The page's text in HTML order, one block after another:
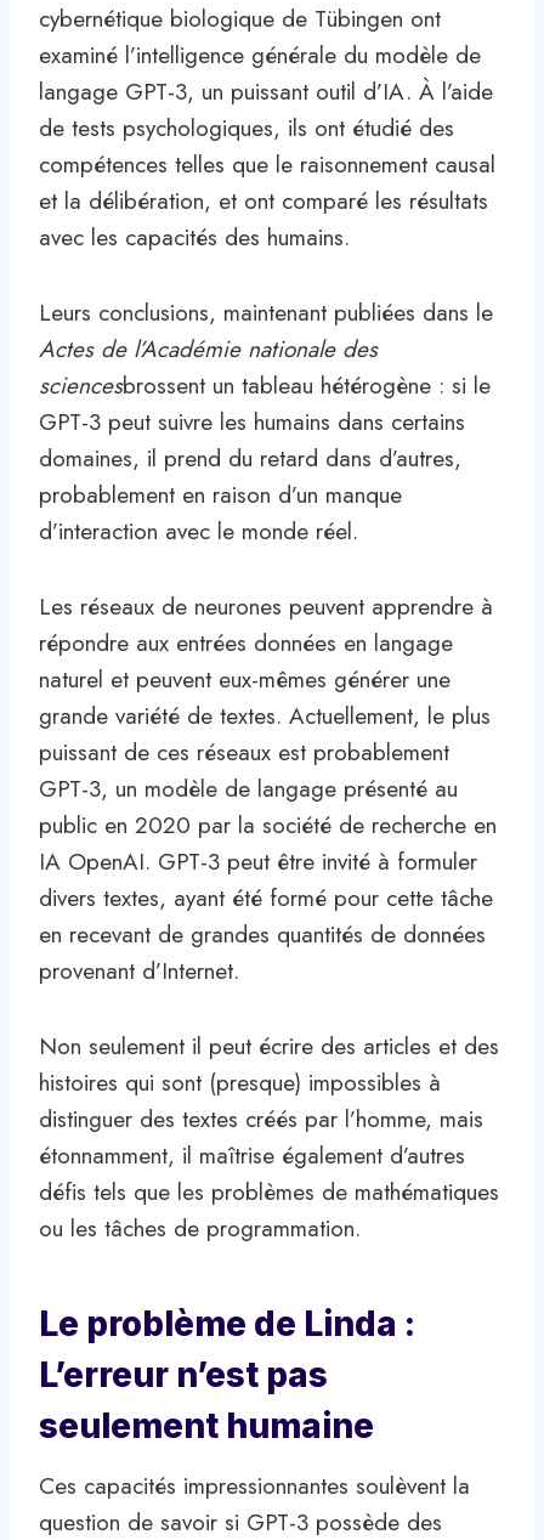
cybernétique biologique de Tübingen ont
examiné l’intelligence générale du modèle de
langage GPT-3, un puissant outil d’IA. À l’aide
de tests psychologiques, ils ont étudié des
compétences telles que le raisonnement causal
et la délibération, et ont comparé les résultats
avec les capacités des humains.
Leurs conclusions, maintenant publiées dans le
Actes de l’Académie nationale des
sciencesbrossent un tableau hétérogène : si le
GPT-3 peut suivre les humains dans certains
domaines, il prend du retard dans d’autres,
probablement en raison d’un manque
d’interaction avec le monde réel.
Les réseaux de neurones peuvent apprendre à
répondre aux entrées données en langage
naturel et peuvent eux-mêmes générer une
grande variété de textes. Actuellement, le plus
puissant de ces réseaux est probablement
GPT-3, un modèle de langage présenté au
public en 2020 par la société de recherche en
IA OpenAI. GPT-3 peut être invité à formuler
divers textes, ayant été formé pour cette tâche
en recevant de grandes quantités de données
provenant d’Internet.
Non seulement il peut écrire des articles et des
histoires qui sont (presque) impossibles à
distinguer des textes créés par l’homme, mais
étonnamment, il maîtrise également d’autres
défis tels que les problèmes de mathématiques
ou les tâches de programmation.
Le problème de Linda :
L’erreur n’est pas
seulement humaine
Ces capacités impressionnantes soulèvent la
question de savoir si GPT-3 possède des